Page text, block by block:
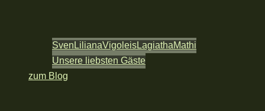
Sven LilianaVigoleisLagiathaMathi
Unsere liebsten Gäste
zum Blog